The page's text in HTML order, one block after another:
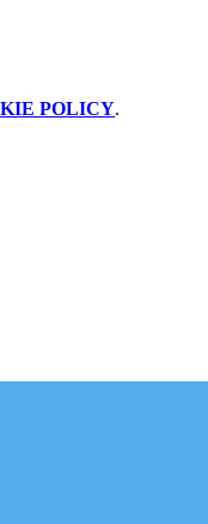
POLICY.